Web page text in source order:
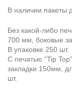
В наличии пакеты
Без какой-либо
700 мм, боковые
В упаковке 250 шт.
С печатью “Tip
закладки 150мм,
шт.